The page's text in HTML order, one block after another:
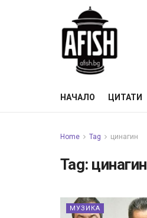
НАЧАЛО ЦИТАТИ
Home Tag цинагин
Tag: цинагин
МУЗИКА